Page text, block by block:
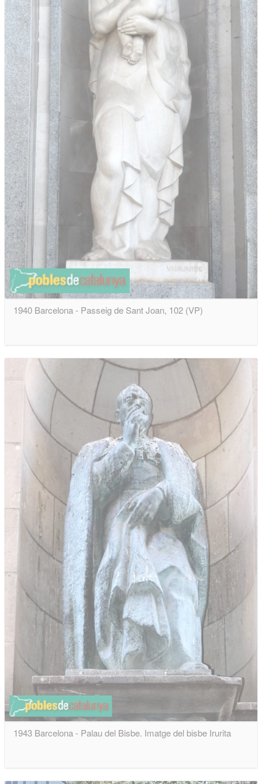
1940 Barcelona - Passeig de Sant Joan, 102 (VP)
1943 Barcelona - Palau del Bisbe. Imatge del bisbe Irurita